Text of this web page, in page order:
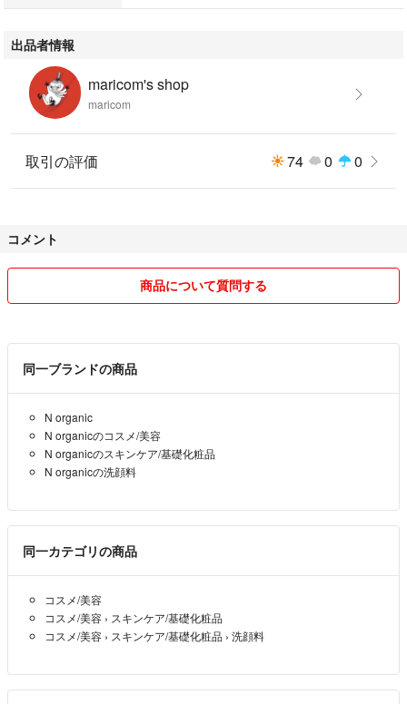
出品者情報
maricom's shop
maricom
取引の評価 74 0 0
コメント
商品について質問する
同一ブランドの商品
N organic
N organicのコスメ/美容
N organicのスキンケア/基礎化粧品
N organicの洗顔料
同一カテゴリの商品
コスメ/美容
コスメ/美容 › スキンケア/基礎化粧品
コスメ/美容 › スキンケア/基礎化粧品 › 洗顔料